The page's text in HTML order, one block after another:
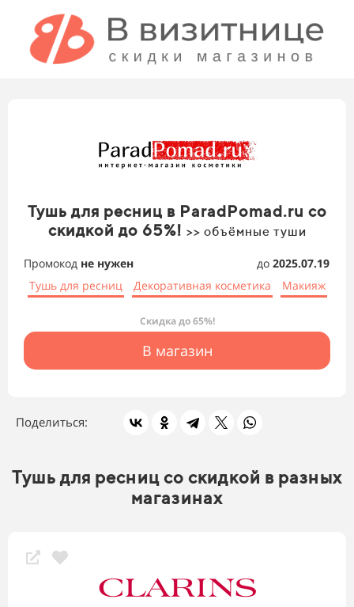
Тушь для ресниц в ParadPomad.ru со
скидкой до 65%! >> объёмные туши
Промокод не нужен до 2025.07.19
Тушь для ресниц
Декоративная косметика Макияж
Скидка до 65%!
В магазин
Поделиться:
Тушь для ресниц со скидкой в разных
магазинах